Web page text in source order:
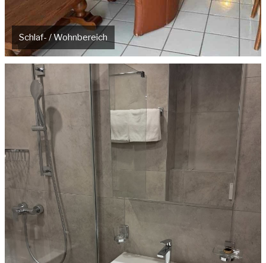
Schlaf- / Wohnbereich